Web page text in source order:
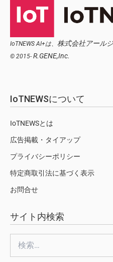
IoTNEWS AI+は、 株式会社アール
© 2015- R.GENE,Inc.
IoTNEWSについて
IoTNEWSとは
広告掲載・タイアップ
プライバシーポリシー
特定商取引法に基づく表示
お問合せ
サイト内検索
索: